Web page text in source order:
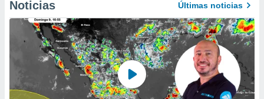
Noticias Últimas noticias